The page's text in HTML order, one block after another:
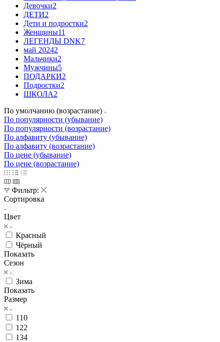
Девочки2
ДЕТИ2
Дети и подростки2
Женщины11
ЛЕГЕНДЫ DNK7
май 20242
Мальчики2
Мужчины5
ПОДАРКИ2
Подростки2
ШКОЛА2
По умолчанию (возрастание)
По популярности (убывание)
По популярности (возрастание)
По алфавиту (убывание)
По алфавиту (возрастание)
По цене (убывание)
По цене (возрастание)
Фильтр:
Сортировка
Цвет
Красный
Чёрный
Показать
Сезон
Зима
Показать
Размер
110
122
134